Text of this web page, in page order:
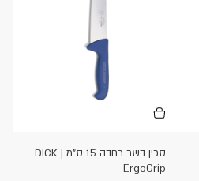
סכין בשר רחבה 15 ס"מ DICK |
ErgoGrip